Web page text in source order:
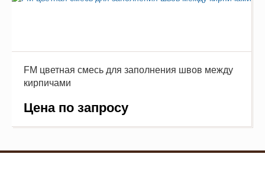
FM цветная смесь для заполнения швов между
кирпичами
Цена по запросу